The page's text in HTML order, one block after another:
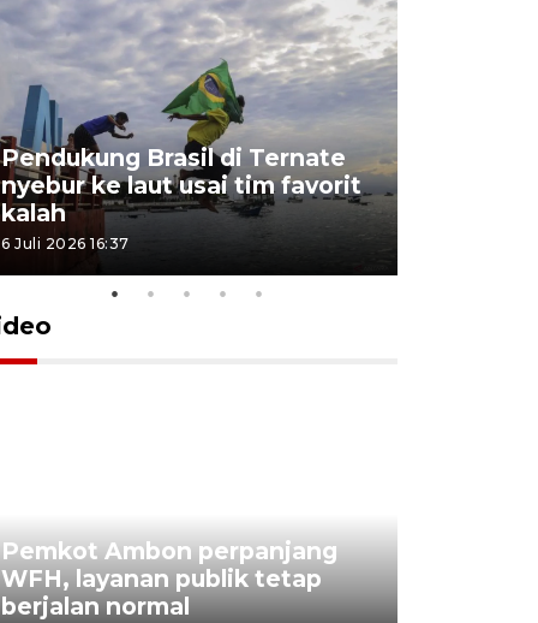
Pendukung Brasil di Ternate
nyebur ke laut usai tim favorit
kalah
6 Juli 2026 16:37
Pemkot Ambon perpanjang
WFH, layanan publik tetap
berjalan normal